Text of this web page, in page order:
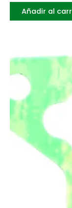
Añadir al